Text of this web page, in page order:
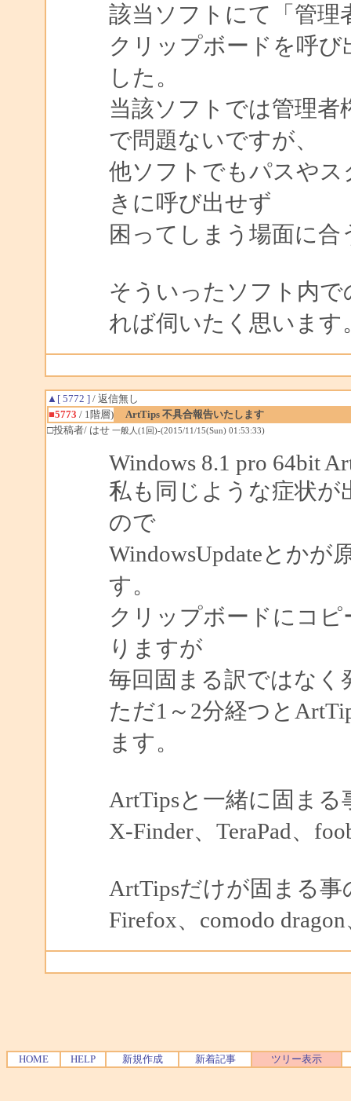
該当ソフトにて「管理
クリップボードを呼
した。
当該ソフトでは管理
で問題ないですが、
他ソフトでもパスや
きに呼び出せず
困ってしまう場面に
そういったソフト内
れば伺いたく思います
▲[ 5772 ]/ 返信無し
■5773 / 1階層)
ArtTips 不具合報告いたします
□投稿者/ はせ 一般人(1回)-(2015/11/15(Sun) 01:53:33)
Windows 8.1 pro 64bit
私も同じような症状が
ので
WindowsUpdateとか
す。
クリップボードにコ
りますが
毎回固まる訳ではなく
ただ1～2分経つと
ます。
ArtTipsと一緒に固ま
X-Finder、TeraPad、
ArtTipsだけが固まる
Firefox、comodo
HOME HELP 新規作成 新着記事 ツリー表示